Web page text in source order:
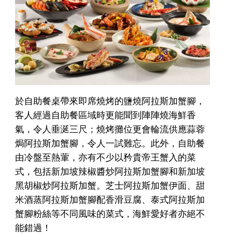
於自助餐桌帶來即席燒烤的鹽燒阿拉斯加蟹腳，
客人經過自助餐區域時更能聞到陣陣燒海鮮香
氣，令人垂涎三尺；燒烤攤位更會輪流供應蒜蓉
焗阿拉斯加蟹腳，令人一試難忘。此外，自助餐
由冷盤至熱葷，亦有不少以矜貴帝王蟹入的菜
式，包括新加坡辣椒醬炒阿拉斯加蟹腳和新加坡
黑胡椒炒阿拉斯加蟹。芝士阿拉斯加蟹伊面、甜
米酒蒸阿拉斯加蟹腳配香滑豆腐、泰式阿拉斯加
蟹腳粉絲等不同風味的菜式，海鮮愛好者亦絕不
能錯過！